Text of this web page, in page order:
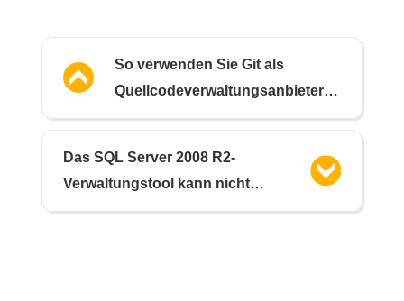
So verwenden Sie Git als
Quellcodeverwaltungsanbieter
für SQL Server Management
Das SQL Server 2008 R2-
Verwaltungstool kann nicht
installiert werden (vollständig)